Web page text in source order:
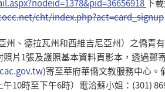
nodeid=1378&pid=36656918下
cht/index.php?act=card_signup
州、 德拉瓦州和西維吉尼亞州）之僑青
照片1張及護照基本資料頁影本，透過郵
tw)寄至華府華僑文教服務中心。
10時至下午6時） 電洽蘇小姐：(301)